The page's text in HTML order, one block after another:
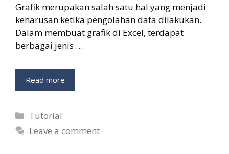
Grafik merupakan salah satu hal yang menjadi
keharusan ketika pengolahan data dilakukan.
Dalam membuat grafik di Excel, terdapat
berbagai jenis …
Read more
Categories
Tutorial
Leave a comment